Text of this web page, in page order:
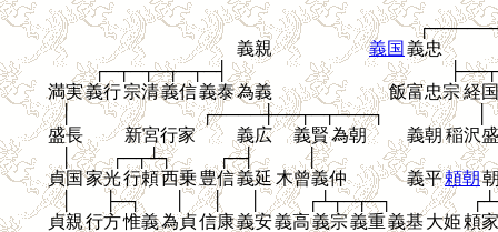
義親
義国 義忠
┌─┬─┬─┬─┬─┤
満実義行宗清義信義泰為義 飯富忠宗経国
│
┌────┼──┬─┬───┐
盛長
新宮行家 義広 義賢為朝 義朝 稲沢
│
┌─┬┴┐ ┌─┤
│
貞国家光行頼西乗豊信義延 木曾義仲 義平頼朝
│
├─┐ │ ┌┴┬─┬─┐
貞親行方惟義為貞信康義安義高義宗義重義基大姫 頼家